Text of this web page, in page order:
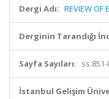
Dergi Adı: REVIEW OF
Derginin Tarandığı
Sayfa Sayıları:
İstanbul Gelişim